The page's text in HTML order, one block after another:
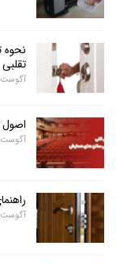
نحوه تشخیص
تقلبی
آگوست 10, 2025
اصول کلی
آگوست 6, 2025
راهنمای
آگوست 6, 2025